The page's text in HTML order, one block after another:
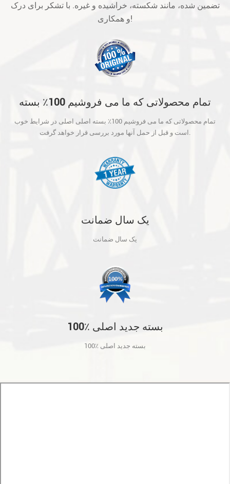
تضمین شده، مانند شکسته، خراشیده و غیره. با تشکر برای درک
و همکاری!
تمام محصولاتی که ما می فروشیم 100٪ بسته
آنها مورد بررسی قرار خواهد گرفت.
تمام محصولاتی که ما می فروشیم 100٪ بسته اصلی اصلی در شرایط خوب
است و قبل از حمل آنها مورد بررسی قرار خواهد گرفت.
یک سال ضمانت
یک سال ضمانت
100٪ بسته جدید اصلی
100٪ بسته جدید اصلی